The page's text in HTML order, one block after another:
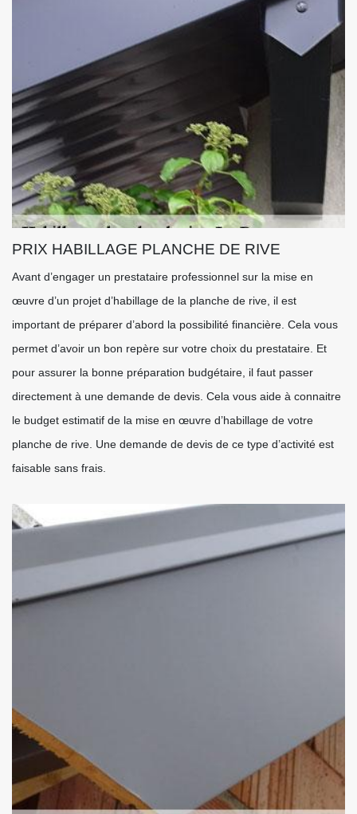
PRIX HABILLAGE PLANCHE DE RIVE
Avant d’engager un prestataire professionnel sur la mise en
œuvre d’un projet d’habillage de la planche de rive, il est
important de préparer d’abord la possibilité financière. Cela vous
permet d’avoir un bon repère sur votre choix du prestataire. Et
pour assurer la bonne préparation budgétaire, il faut passer
directement à une demande de devis. Cela vous aide à connaitre
le budget estimatif de la mise en œuvre d’habillage de votre
planche de rive. Une demande de devis de ce type d’activité est
faisable sans frais.